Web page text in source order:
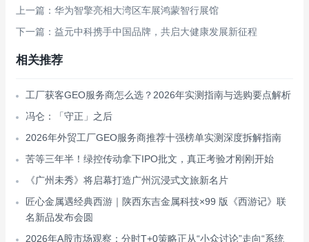
上一篇：华为智擎亮相大湾区车展鸿蒙智行展馆
下一篇：益元中科携手中国品牌，共启大健康发展新征程
相关推荐
工厂获客GEO服务商怎么选？2026年实测指南与选购要点解析
冯仑：「守正」之后
2026年外贸工厂GEO服务商推荐十强榜单实测深度拆解指南
苦等三年半！绿控传动拿下IPO批文，真正考验才刚刚开始
《广州未秀》将启幕打造广州沉浸式文旅新名片
匠心金属遇经典西游｜陕西东吉金属科技×99 版《西游记》联
名新品发布会圆
2026年A股市场观察：分时T+0策略正从“小众讨论”走向“系统